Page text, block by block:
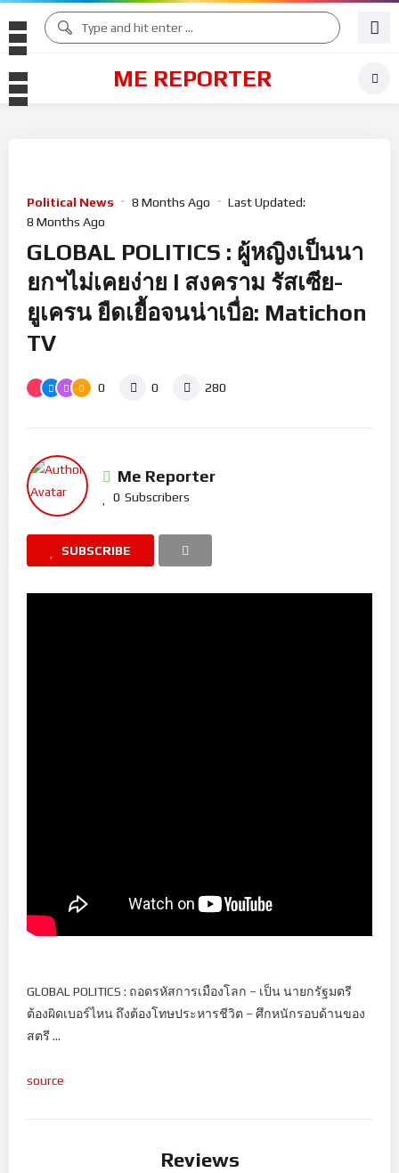
ME REPORTER
Political News 8 Months Ago
Last Updated:
8 Months Ago
GLOBAL POLITICS : ผู้หญิงเป็นนา
ยกฯไม่เคยง่าย l สงคราม รัสเซีย-
ยูเครน ยืดเยื้อจนน่าเบื่อ: Matichon
TV
0 0 280
Me Reporter
0 Subscribers
SUBSCRIBE
GLOBAL POLITICS : ถอดรหัสการเมืองโลก – เป็น นายกรัฐมตรี
ต้องผิดเบอร์ไหน ถึงต้องโทษประหารชีวิต – ศึกหนักรอบด้านของ
สตรี …
source
Reviews